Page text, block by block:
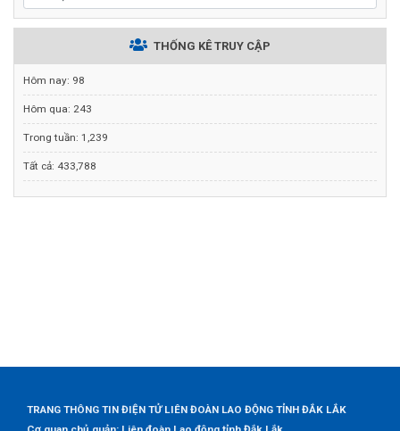
THỐNG KÊ TRUY CẬP
Hôm nay: 98
Hôm qua: 243
Trong tuần: 1,239
Tất cả: 433,788
TRANG THÔNG TIN ĐIỆN TỬ LIÊN ĐOÀN LAO ĐỘNG TỈNH ĐẮK LẮK